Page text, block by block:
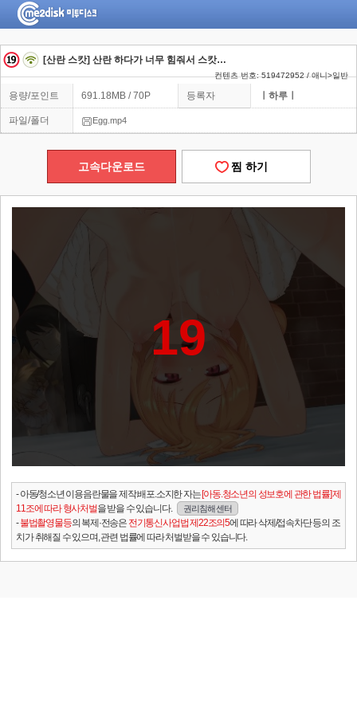
[산란 스캇] 산란 하다가 너무 힘줘서 스캇까지 해버리는 천사 그녀
컨텐츠 번호: 519472952 / 애니>일반
용량/포인트 691.18MB / 70P 등록자 ㅣ하루ㅣ
파일/폴더 Egg.mp4
고속다운로드 찜 하기
19
- 아동/청소년 이용음란물을 제작.배포.소지한 자는[아동.청소년의 성보호에 관한 법률] 제
11조에 따라 형사처벌을 받을 수 있습니다. 권리침해 센터
-불법촬영물등의 복제·전송은 전기통신사업법 제22조의5에 따라 삭제/접속차단 등의 조
치가 취해질 수 있으며, 관련 법률에 따라 처벌받을 수 있습니다.